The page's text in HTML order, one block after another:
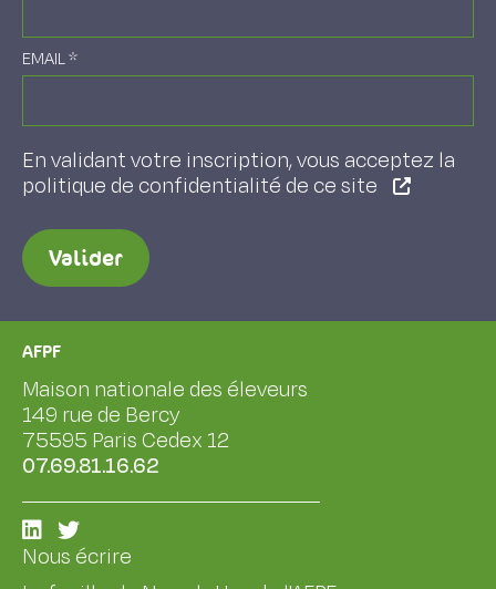
EMAIL*
En validant votre inscription, vous acceptez la
politique de confidentialité de ce site
Valider
AFPF
Maison nationale des éleveurs
149 rue de Bercy
75595 Paris Cedex 12
07.69.81.16.62
Nous écrire